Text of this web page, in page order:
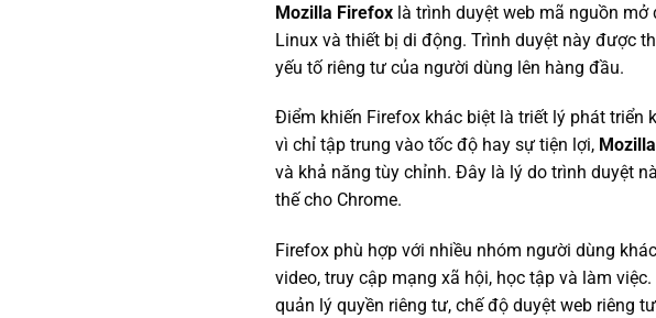
Mozilla Firefoxlà trình duyệt web mã nguồn mở
Linux và thiết bị di động. Trình duyệt này được
yếu tố riêng tư của người dùng lên hàng đầu.
Điểm khiến Firefox khác biệt là triết lý phát triển
vì chỉ tập trung vào tốc độ hay sự tiện lợi,
và khả năng tùy chỉnh. Đây là lý do trình duyệt
thế cho Chrome.
Firefox phù hợp với nhiều nhóm người dùng
video, truy cập mạng xã hội, học tập và làm
quản lý quyền riêng tư, chế độ duyệt web riêng